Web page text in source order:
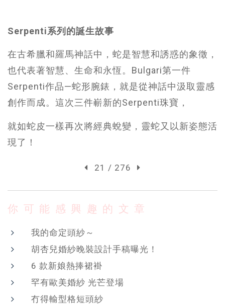
Serpenti系列的誕生故事
在古希臘和羅馬神話中，蛇是智慧和誘惑的象徵，
也代表著智慧、生命和永恆。Bulgari第一件
Serpenti作品—蛇形腕錶，就是從神話中汲取靈感
創作而成。這次三件嶄新的Serpenti珠寶，
就如蛇皮一樣再次將經典蛻變，靈蛇又以新姿態活
現了！
21 / 276
你可能感興趣的文章
我的命定頭紗～
胡杏兒婚紗晚裝設計手稿曝光！
6 款新娘熱捧裙褂
罕有歐美婚紗 光芒登場
冇得輸型格短頭紗